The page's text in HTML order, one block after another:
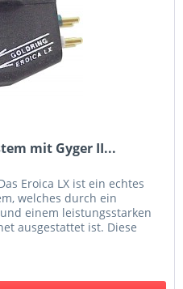
mit Gyger II...
Eroica LX ist ein echtes
welches durch ein
einem leistungsstarken
ausgestattet ist. Diese